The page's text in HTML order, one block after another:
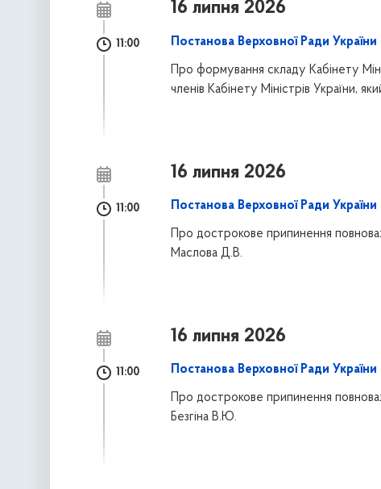
16 липня 2026
11:00 Постанова Верховної Ради
Про формування складу Кабінету
членів Кабінету Міністрів України,
16 липня 2026
11:00 Постанова Верховної Ради
Про дострокове припинення
Маслова Д.В.
16 липня 2026
11:00 Постанова Верховної Ради
Про дострокове припинення
Безгіна В.Ю.